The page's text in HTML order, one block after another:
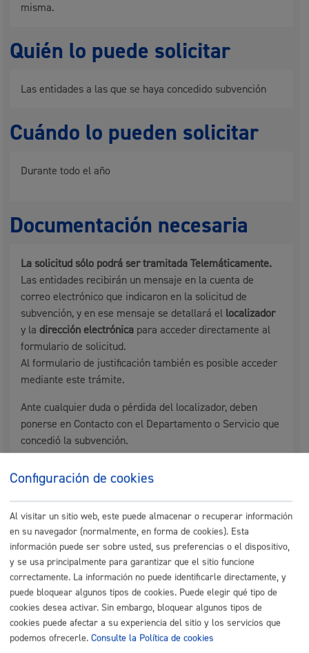
misma.
Quién lo puede solicitar
Las entidades a las que se haya concedido subvención
Cuándo lo pueden solicitar
Durante todo el año
Documentación necesaria
La solicitud sólo podrá ser tramitada Telemáticamente.
Las entidades recibirán un mensaje en la cuenta de
correo electrónico que indicaron en la solicitud de
subvención, y en ese mensaje se detallará el localizador
y ladirección electrónica para acceder directamente al
formulario de solicitud.
Al formulario de justificación también es posible acceder
mediante este trámite.
Ante cualquier duda o pérdida del localizador, deben
ponerse en Contacto con el Departamento o Servicio que
concedió la subvención.
Ficheros obligatorios
Si La persona firmante de la justificación no es quien
ostentabala presidencia de la entidad cuando se hizo
la solicitud de subvención o la persona en quien el
órgano directivo de la entidad delegó la potestad de
presentar la solicitud de subvención ha cambiado:
"Certificado de la entidad firmado por la persona que
ostente la Secretaría"
Memoria de actividades
Tamaño máximo anexos: 50 Mb
Configuración de cookies
Al visitar un sitio web, este puede almacenar o recuperar información
en su navegador (normalmente, en forma de cookies). Esta
información puede ser sobre usted, sus preferencias o el dispositivo,
y se usa principalmente para garantizar que el sitio funcione
correctamente. La información no puede identificarle directamente, y
puede bloquear algunos tipos de cookies. Puede elegir qué tipo de
cookies desea activar. Sin embargo, bloquear algunos tipos de
cookies puede afectar a su experiencia del sitio y los servicios que
podemos ofrecerle. Consulte la Política de cookies